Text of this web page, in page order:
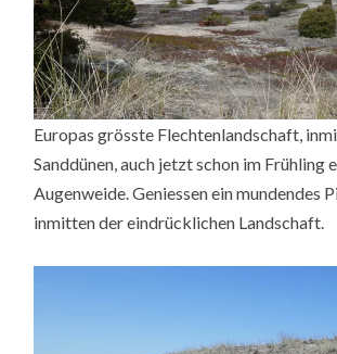
Europas grösste Flechtenlandschaft,
Sanddünen, auch jetzt schon im Frühling
Augenweide. Geniessen ein mundendes
inmitten der eindrücklichen Landschaft.